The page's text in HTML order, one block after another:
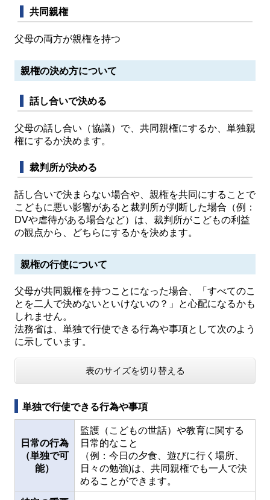
共同親権
父母の両方が親権を持つ
親権の決め方について
話し合いで決める
父母の話し合い（協議）で、共同親権にするか、単独親
権にするか決めます。
裁判所が決める
話し合いで決まらない場合や、親権を共同にすることで
こどもに悪い影響があると裁判所が判断した場合（例：
DVや虐待がある場合など）は、裁判所がこどもの利益
の観点から、どちらにするかを決めます。
親権の行使について
父母が共同親権を持つことになった場合、「すべてのこ
とを二人で決めないといけないの？」と心配になるかも
しれません。
法務省は、単独で行使できる行為や事項として次のよう
に示しています。
表のサイズを切り替える
単独で行使できる行為や事項
日常の行為
（単独で可
能）
監護（こどもの世話）や教育に関する
日常的なこと
（例：今日の夕食、遊びに行く場所、
日々の勉強)は、共同親権でも一人で決
めることができます。